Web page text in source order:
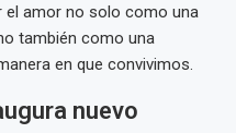
el amor no solo como una
también como una
en que convivimos.
nuevo